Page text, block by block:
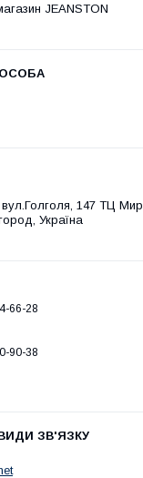
JEANSTON
147 ТЦ Мир
Україна
66-28
90-38